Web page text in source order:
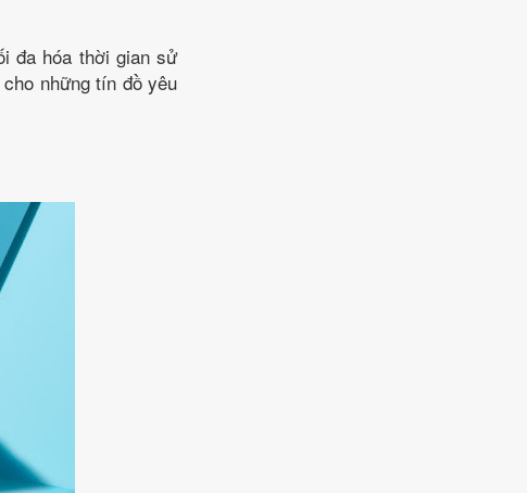
đa hóa thời gian sử
những tín đồ yêu